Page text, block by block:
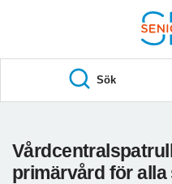
S
A
Sök
primärvård för alla